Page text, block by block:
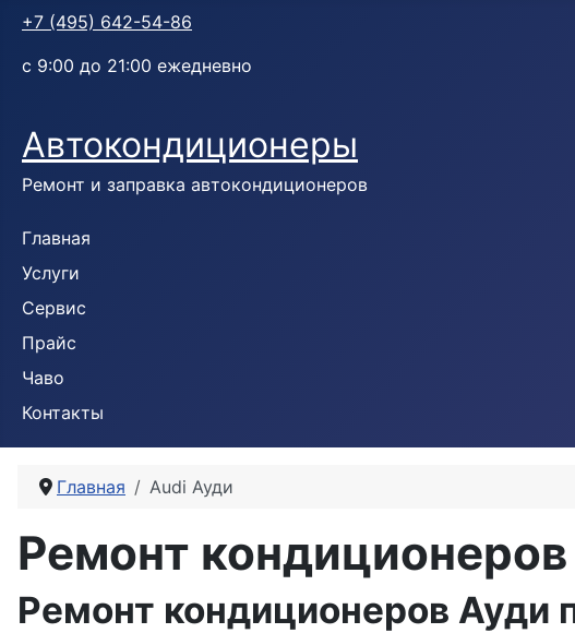
+7 (495) 642-54-86
с 9:00 до 21:00 ежедневно
Автокондиционеры
Ремонт и заправка автокондиционеров
Главная
Услуги
Сервис
Прайс
Чаво
Контакты
Главная Audi Ауди
Ремонт
Ремонт кондиционеров Ауди